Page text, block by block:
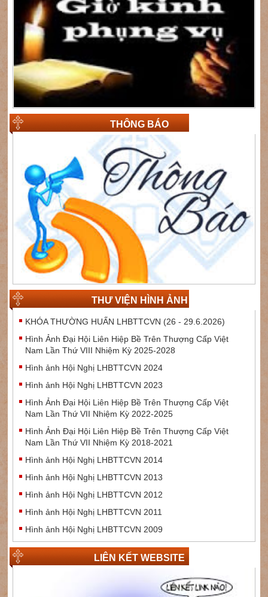
THÔNG BÁO
THƯ VIỆN HÌNH ẢNH
KHÓA THƯỜNG HUẤN LHBTTCVN (26 - 29.6.2026)
Hình Ảnh Đại Hội Liên Hiệp Bề Trên Thượng Cấp Việt
Nam Lần Thứ VIII Nhiệm Kỳ 2025-2028
Hình ảnh Hội Nghị LHBTTCVN 2024
Hình ảnh Hội Nghị LHBTTCVN 2023
Hình Ảnh Đại Hội Liên Hiệp Bề Trên Thượng Cấp Việt
Nam Lần Thứ VII Nhiệm Kỳ 2022-2025
Hình Ảnh Đại Hội Liên Hiệp Bề Trên Thượng Cấp Việt
Nam Lần Thứ VII Nhiệm Kỳ 2018-2021
Hình ảnh Hội Nghị LHBTTCVN 2014
Hình ảnh Hội Nghị LHBTTCVN 2013
Hình ảnh Hội Nghị LHBTTCVN 2012
Hình ảnh Hội Nghị LHBTTCVN 2011
Hình ảnh Hội Nghị LHBTTCVN 2009
LIÊN KẾT WEBSITE